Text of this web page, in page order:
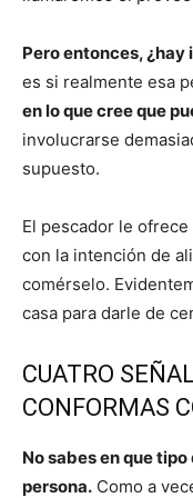
Pero entonces, ¿hay
es si realmente esa
en lo que cree que
involucrarse
supuesto.
El pescador le
con la intención de
comérselo.
casa para darle de
CUATRO
CONFORMAS
No sabes en que
persona. Como a